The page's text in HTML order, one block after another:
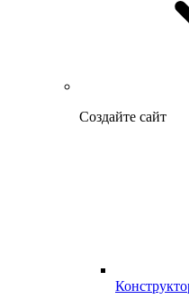
Создайте сайт